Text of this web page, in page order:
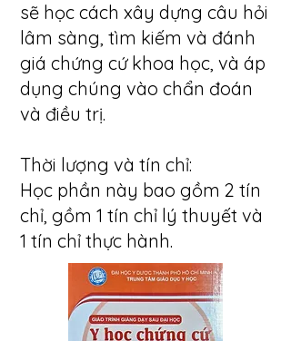
sẽ học cách xây dựng câu hỏi
lâm sàng, tìm kiếm và đánh
giá chứng cứ khoa học, và áp
dụng chúng vào chẩn đoán
và điều trị.
Thời lượng và tín chỉ:
Học phần này bao gồm 2 tín
chỉ, gồm 1 tín chỉ lý thuyết và
1 tín chỉ thực hành.